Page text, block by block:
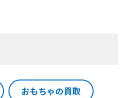
おもちゃの買取